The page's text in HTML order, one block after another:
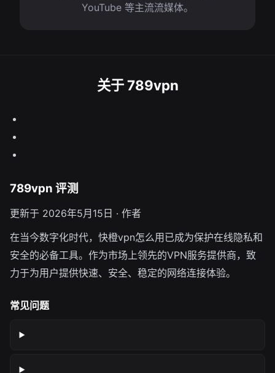
YouTube 等主流流媒体。
关于 789vpn
789vpn 评测
更新于 2026年5月15日 · 作者
在当今数字化时代，快橙vpn怎么用已成为保护在线隐私和
安全的必备工具。作为市场上领先的VPN服务提供商，致
力于为用户提供快速、安全、稳定的网络连接体验。
常见问题